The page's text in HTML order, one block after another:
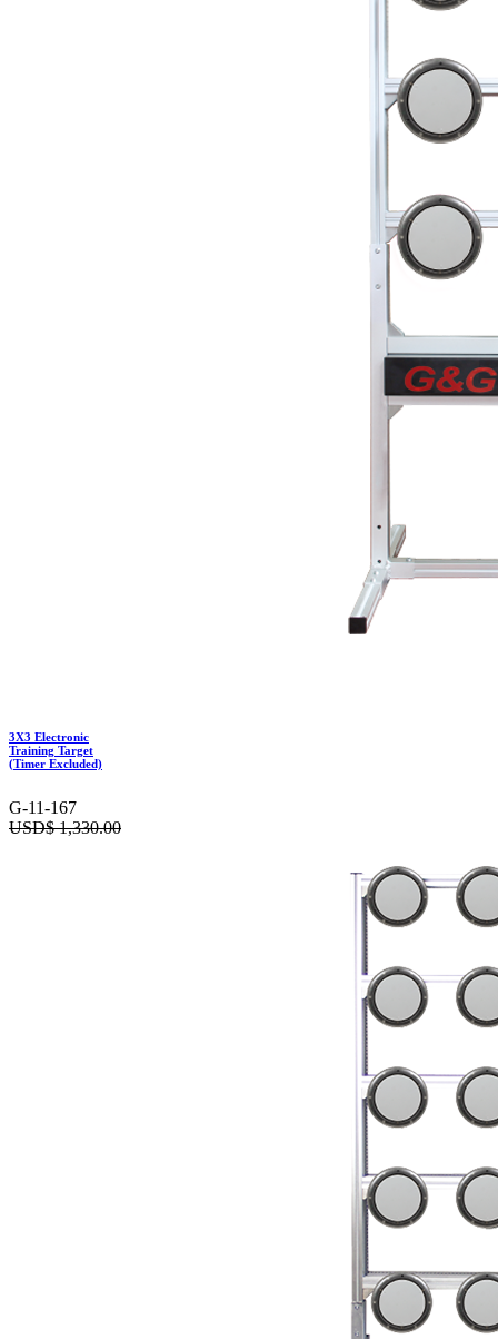
3X3 Electronic
Training Target
(Timer Excluded)
G-11-167
USD$1,330.00